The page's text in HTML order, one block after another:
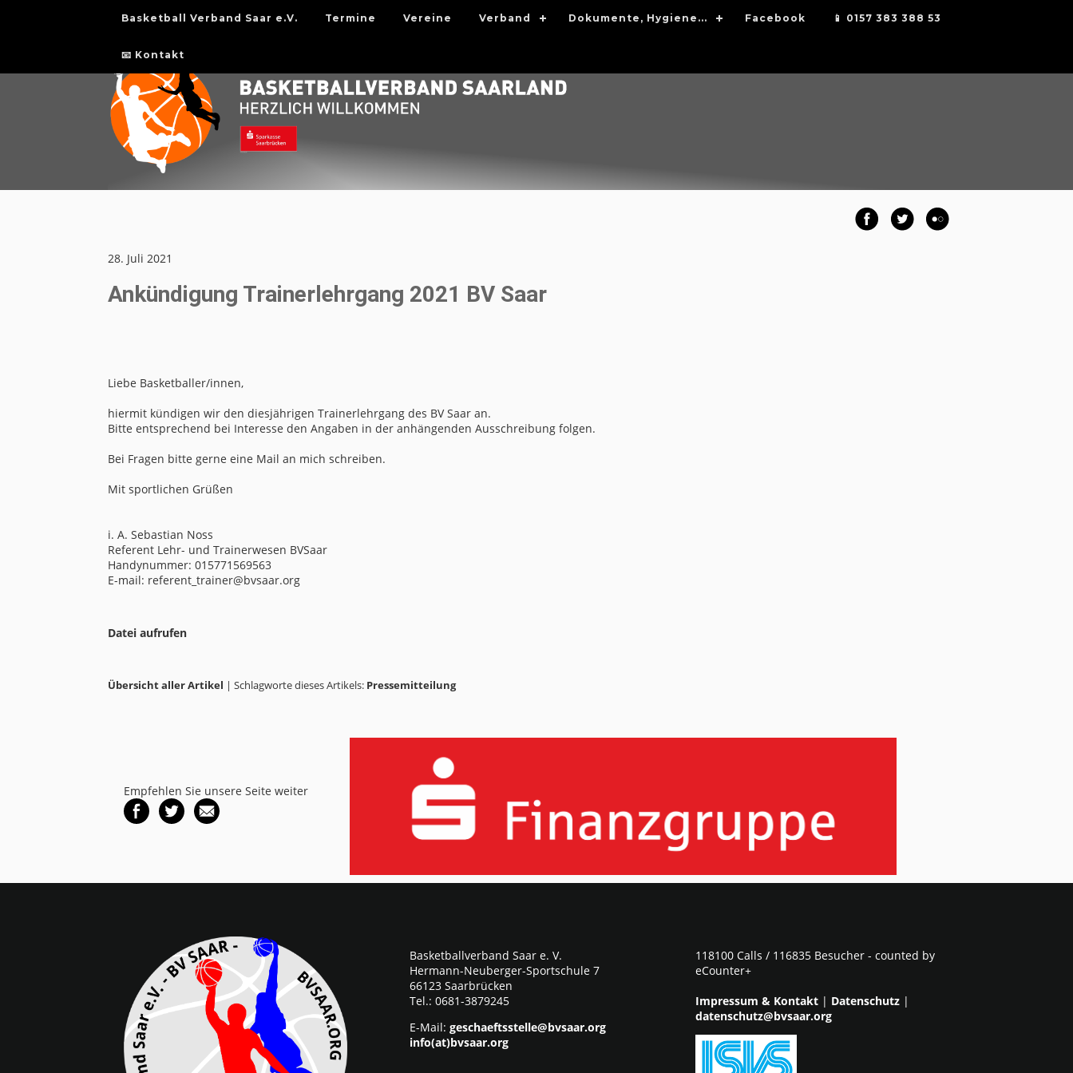
Basketball Verband Saar e.V. Termine Vereine Verband Dokumente, Hygiene... Facebook 📱 0157 383 388 53
📧 Kontakt
28. Juli 2021
Ankündigung Trainerlehrgang 2021 BV Saar
Liebe Basketballer/innen,
hiermit kündigen wir den diesjährigen Trainerlehrgang des BV Saar an.
Bitte entsprechend bei Interesse den Angaben in der anhängenden Ausschreibung folgen.
Bei Fragen bitte gerne eine Mail an mich schreiben.
Mit sportlichen Grüßen
i. A. Sebastian Noss
Referent Lehr- und Trainerwesen BVSaar
Handynummer: 015771569563
E-mail: referent_trainer@bvsaar.org
Datei aufrufen
Übersicht aller Artikel | Schlagworte dieses Artikels: Pressemitteilung
Empfehlen Sie unsere Seite weiter
Basketballverband Saar e. V.
Hermann-Neuberger-Sportschule 7
66123 Saarbrücken
Tel.: 0681-3879245
E-Mail: geschaeftsstelle@bvsaar.org
info(at)bvsaar.org
118100 Calls / 116835 Besucher - counted by
eCounter+
Impressum & Kontakt | Datenschutz |
datenschutz@bvsaar.org